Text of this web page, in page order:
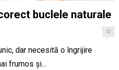
buclele naturale
0
dar necesită o îngrijire
frumos și…